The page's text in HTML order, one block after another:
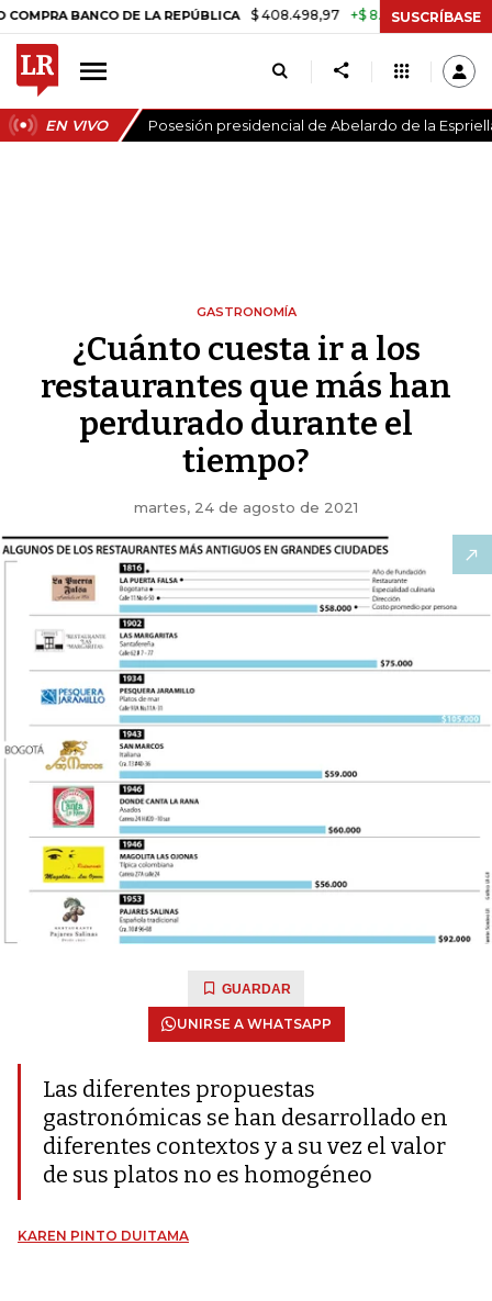
DE LA REPÚBLICA $ 408.498,97 +$ 8.753,81 +2,19% TASA
SUSCRÍBASE
EN VIVO Posesión presidencial de Abelardo de la
GASTRONOMÍA
¿Cuánto cuesta ir a los
restaurantes que más han
perdurado durante el
tiempo?
martes, 24 de agosto de 2021
GUARDAR
UNIRSE A WHATSAPP
Las diferentes propuestas
gastronómicas se han desarrollado en
diferentes contextos y a su vez el valor
de sus platos no es homogéneo
KAREN PINTO DUITAMA